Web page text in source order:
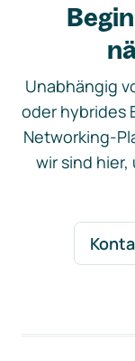
Unabhängig
oder hybrides
Networking-
wir sind